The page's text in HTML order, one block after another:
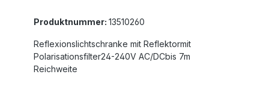
Produktnummer: 13510260
Reflexionslichtschranke mit Reflektormit
Polarisationsfilter24-240V AC/DCbis 7m
Reichweite